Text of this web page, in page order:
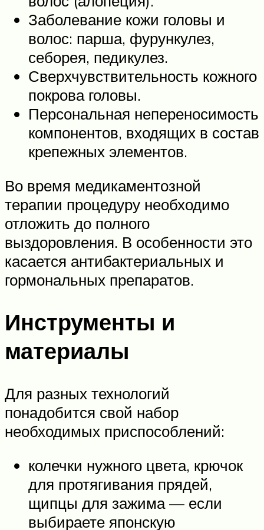
Заболевание кожи головы и
волос: парша, фурункулез,
себорея, педикулез.
Сверхчувствительность кожного
покрова головы.
Персональная непереносимость
компонентов, входящих в состав
крепежных элементов.
Во время медикаментозной
терапии процедуру необходимо
отложить до полного
выздоровления. В особенности это
касается антибактериальных и
гормональных препаратов.
Инструменты и
материалы
Для разных технологий
понадобится свой набор
необходимых приспособлений:
колечки нужного цвета, крючок
для протягивания прядей,
щипцы для зажима — если
выбираете японскую